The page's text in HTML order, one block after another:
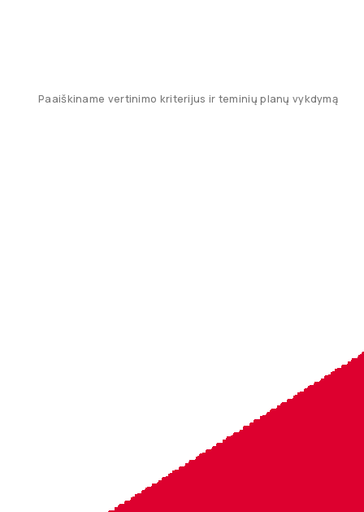
Paaiškiname vertinimo kriterijus ir teminių planų vykdymą